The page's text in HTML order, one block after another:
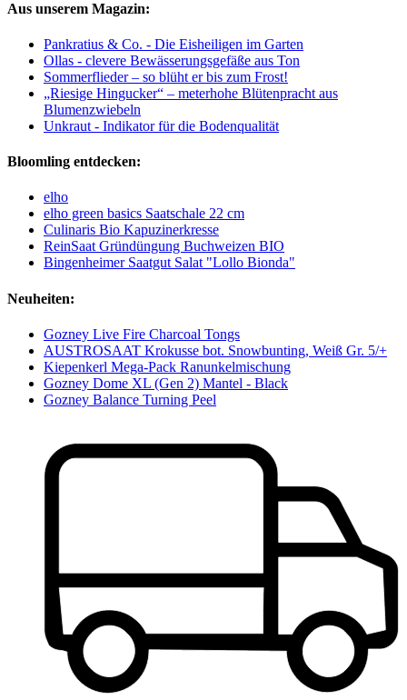
Aus unserem Magazin:
Pankratius & Co. - Die Eisheiligen im Garten
Ollas - clevere Bewässerungsgefäße aus Ton
Sommerflieder – so blüht er bis zum Frost!
„Riesige Hingucker“ – meterhohe Blütenpracht aus
Blumenzwiebeln
Unkraut - Indikator für die Bodenqualität
Bloomling entdecken:
elho
elho green basics Saatschale 22 cm
Culinaris Bio Kapuzinerkresse
ReinSaat Gründüngung Buchweizen BIO
Bingenheimer Saatgut Salat "Lollo Bionda"
Neuheiten:
Gozney Live Fire Charcoal Tongs
AUSTROSAAT Krokusse bot. Snowbunting, Weiß Gr. 5/+
Kiepenkerl Mega-Pack Ranunkelmischung
Gozney Dome XL (Gen 2) Mantel - Black
Gozney Balance Turning Peel